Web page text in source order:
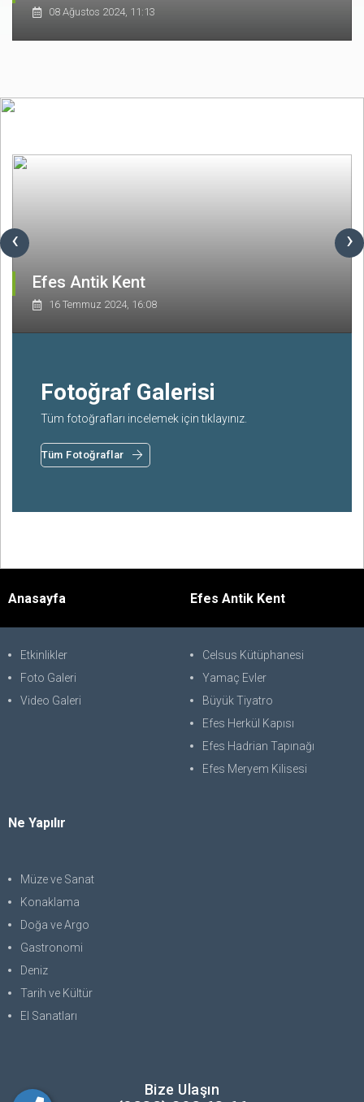
08 Ağustos 2024, 11:13
‹ ›
Efes Antik Kent
16 Temmuz 2024, 16:08
Fotoğraf Galerisi
Tüm fotoğrafları incelemek için tıklayınız.
Tüm Fotoğraflar
Anasayfa
Etkinlikler
Foto Galeri
Video Galeri
Efes Antik Kent
Celsus Kütüphanesi
Yamaç Evler
Büyük Tiyatro
Efes Herkül Kapısı
Efes Hadrian Tapınağı
Efes Meryem Kilisesi
Ne Yapılır
Müze ve Sanat
Konaklama
Doğa ve Argo
Gastronomi
Deniz
Tarih ve Kültür
El Sanatları
Bize Ulaşın